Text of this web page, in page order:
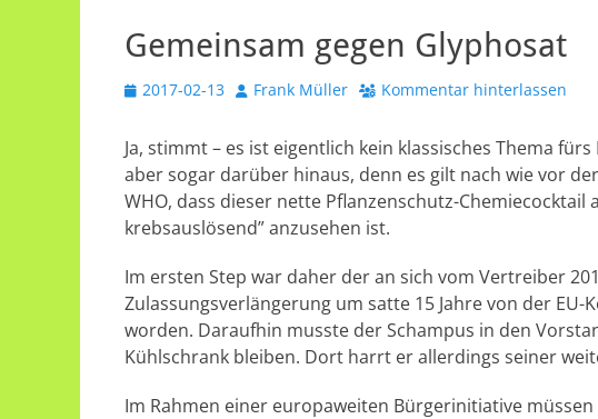
Gemeinsam gegen Glyphosat
Veröffentlicht
2017-02-13 AutorFrank Müller Kommentar hinterlassen
Ja, stimmt – es ist eigentlich kein klassisches Thema
aber sogar darüber hinaus, denn es gilt nach wie vor
WHO, dass dieser nette Pflanzenschutz-Chemiecocktail
krebsauslösend” anzusehen ist.
Im ersten Step war daher der an sich vom Vertreiber
Zulassungsverlängerung um satte 15 Jahre von der
worden. Daraufhin musste der Schampus in den
Kühlschrank bleiben. Dort harrt er allerdings seiner
Im Rahmen einer europaweiten Bürgerinitiative müssen